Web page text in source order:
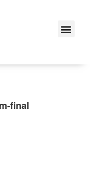
final